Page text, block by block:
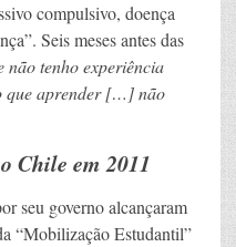
compulsivo, doença
Seis meses antes das
não tenho experiência
que aprender […] não
Chile em 2011
seu governo alcançaram
“Mobilização Estudantil”